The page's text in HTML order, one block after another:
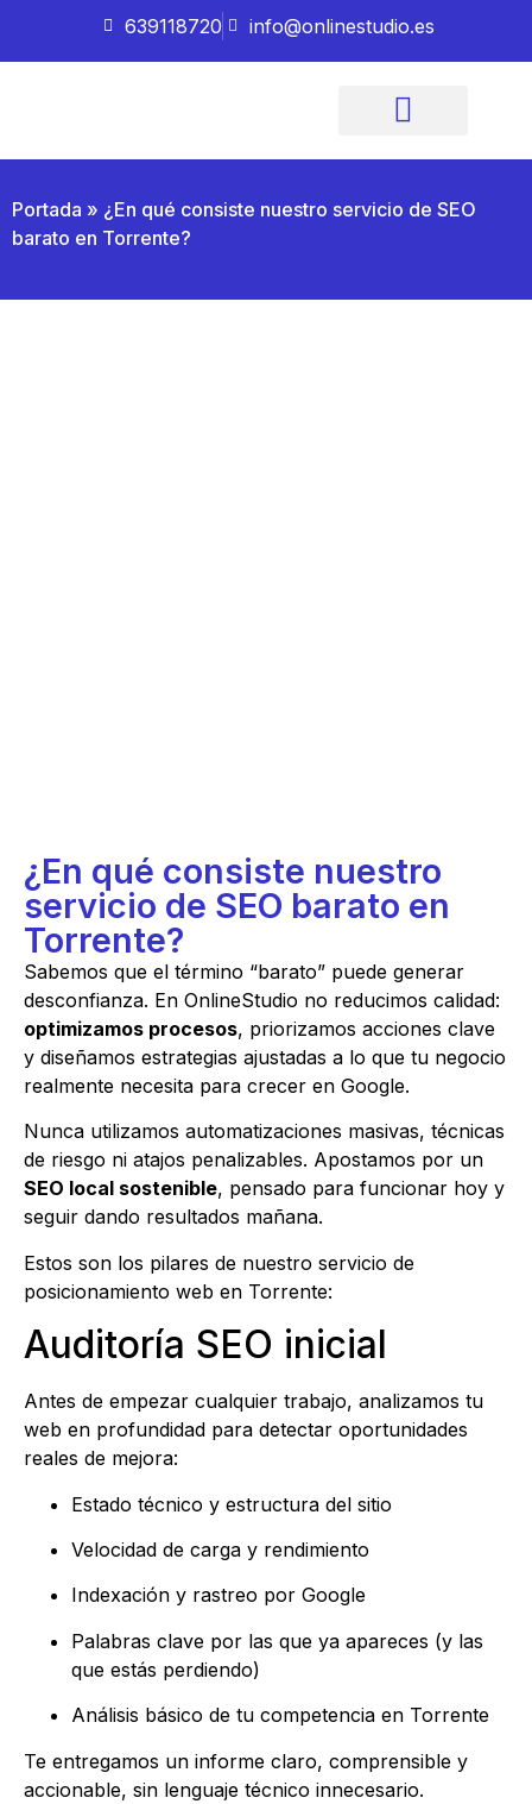
639118720 info@onlinestudio.es
Portada » ¿En qué consiste nuestro servicio de SEO
barato en Torrente?
¿En qué consiste nuestro
servicio de SEO barato en
Torrente?
Sabemos que el término “barato” puede generar
desconfianza. En OnlineStudio no reducimos calidad:
optimizamos procesos, priorizamos acciones clave
y diseñamos estrategias ajustadas a lo que tu negocio
realmente necesita para crecer en Google.
Nunca utilizamos automatizaciones masivas, técnicas
de riesgo ni atajos penalizables. Apostamos por un
SEO local sostenible, pensado para funcionar hoy y
seguir dando resultados mañana.
Estos son los pilares de nuestro servicio de
posicionamiento web en Torrente:
Auditoría SEO inicial
Antes de empezar cualquier trabajo, analizamos tu
web en profundidad para detectar oportunidades
reales de mejora:
Estado técnico y estructura del sitio
Velocidad de carga y rendimiento
Indexación y rastreo por Google
Palabras clave por las que ya apareces (y las
que estás perdiendo)
Análisis básico de tu competencia en Torrente
Te entregamos un informe claro, comprensible y
accionable, sin lenguaje técnico innecesario.